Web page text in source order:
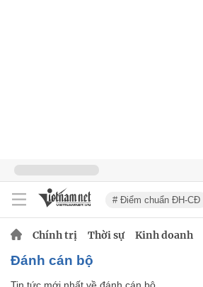
# Điểm chuẩn ĐH-CĐ
Chính trị Thời sự Kinh doanh
đánh cán bộ